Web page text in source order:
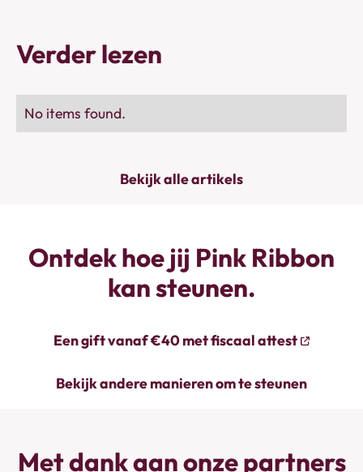
Verder lezen
Bekijk alle artikels
No items found.
Ontdek hoe jij Pink Ribbon
kan steunen.
Een gift vanaf €40 met fiscaal attest
Bekijk andere manieren om te steunen
Met dank aan onze partners